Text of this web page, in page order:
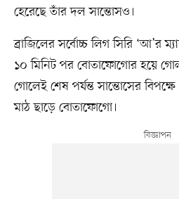
হেরেছে তাঁর দল সান্তোসও।
ব্রাজিলের সর্বোচ্চ লিগ সিরি ‘আ’র
১০ মিনিট পর বোতাফোগোর হয়ে
গোলেই শেষ পর্যন্ত সান্তোসের
মাঠ ছাড়ে বোতাফোগো।